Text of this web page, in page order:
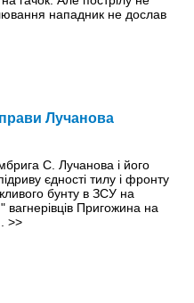
нападник не дослав
Лучанова
С. Лучанова і його
єдності тилу і фронту
бунту в ЗСУ на
Пригожина на
>>